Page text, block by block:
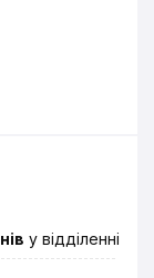
у відділенні